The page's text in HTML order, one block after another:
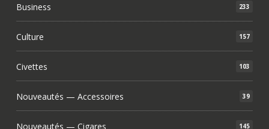
Business 233
Culture 157
Civettes 103
Nouveautés — Accessoires 39
Nouveautés — Cigares 145